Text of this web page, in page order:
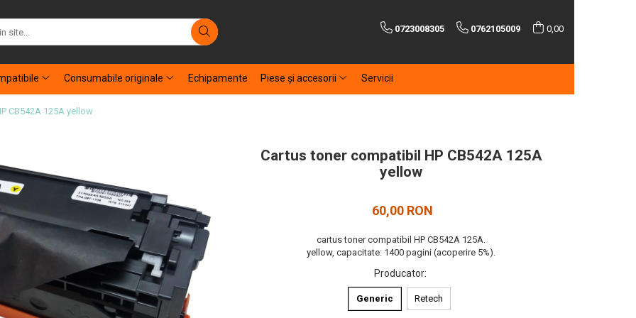
0723008305 0762105009 0,00
Consumabile originale Echipamente Piese şi accesorii Servicii
CB542A 125A yellow
Cartus toner compatibil HP CB542A 125A
yellow
60,00 RON
cartus toner compatibil HP CB542A 125A.
yellow, capacitate: 1400 pagini (acoperire 5%).
Producator:
Generic Retech